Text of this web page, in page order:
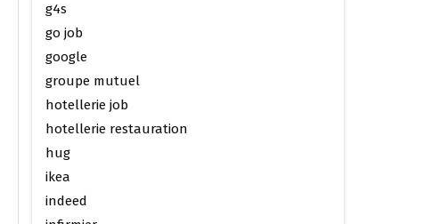
g4s
go job
google
groupe mutuel
hotellerie job
hotellerie restauration
hug
ikea
indeed